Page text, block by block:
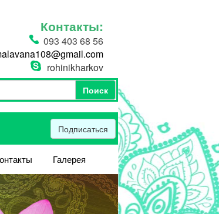
Контакты:
093 403 68 56
rohinikharkov
поиска
Поиск
Подписаться
Галерея